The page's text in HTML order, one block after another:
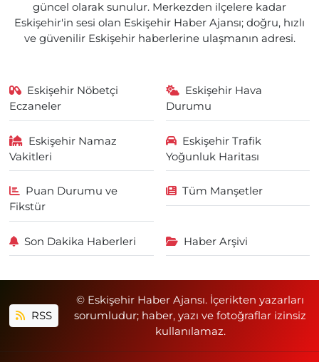
güncel olarak sunulur. Merkezden ilçelere kadar
Eskişehir'in sesi olan Eskişehir Haber Ajansı; doğru, hızlı
ve güvenilir Eskişehir haberlerine ulaşmanın adresi.
Eskişehir Nöbetçi
Eczaneler
Eskişehir Hava
Durumu
Eskişehir Namaz
Vakitleri
Eskişehir Trafik
Yoğunluk Haritası
Puan Durumu ve
Fikstür
Tüm Manşetler
Son Dakika Haberleri Haber Arşivi
RSS
© Eskişehir Haber Ajansı. İçerikten yazarları
sorumludur; haber, yazı ve fotoğraflar izinsiz
kullanılamaz.